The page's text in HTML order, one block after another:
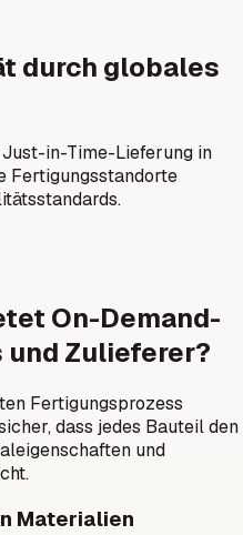
durch globales
in-Time-Lieferung in
Fertigungsstandorte
On-Demand-
und Zulieferer?
Fertigungsprozess
dass jedes Bauteil den
und
Materialien